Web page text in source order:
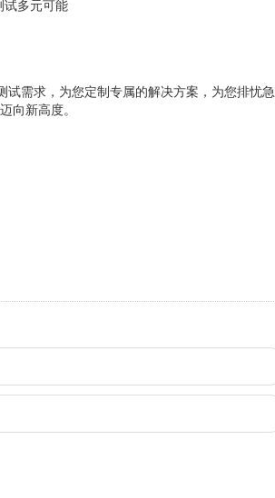
试需求 ，为您定制专属的解决方案，为您排忧急
向新高度。